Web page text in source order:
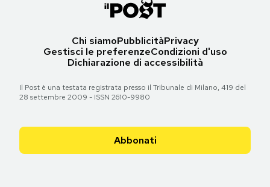
Chi siamoPubblicitàPrivacy
Gestisci le preferenzeCondizioni d'uso
Dichiarazione di accessibilità
Il Post è una testata registrata presso il Tribunale di Milano, 419 del
28 settembre 2009 - ISSN 2610-9980
Abbonati